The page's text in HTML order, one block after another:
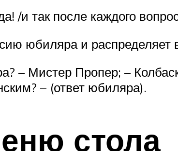
/и так после каждого
юбиляра и
– Мистер Пропер; –
– (ответ юбиляра).
стола